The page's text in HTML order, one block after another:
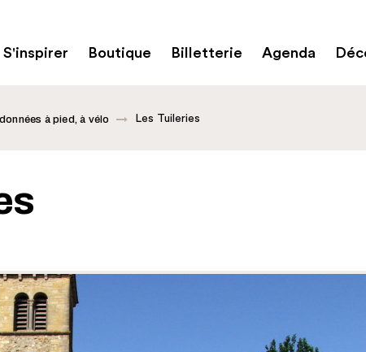
S'inspirer Boutique Billetterie Agenda
à pied, à vélo Les Tuileries